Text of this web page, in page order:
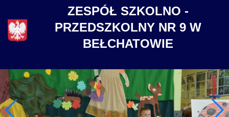
ZESPÓŁ SZKOLNO -
PRZEDSZKOLNY NR 9 W
BEŁCHATOWIE